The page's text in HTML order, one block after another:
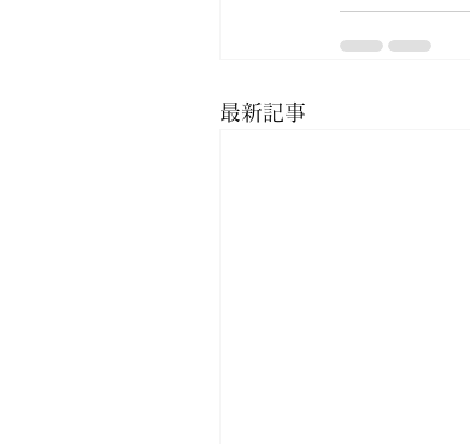
最新記事